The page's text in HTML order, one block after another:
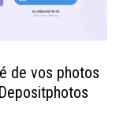
de vos photos